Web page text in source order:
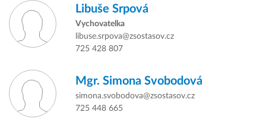
Libuše Srpová
Vychovatelka
libuse.srpova@zsostasov.cz
725 428 807
Mgr. Simona Svobodová
simona.svobodova@zsostasov.cz
725 448 665